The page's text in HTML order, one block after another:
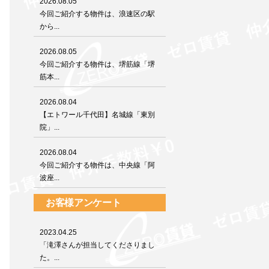
今回ご紹介する物件は、浪速区の駅
から...
2026.08.05
今回ご紹介する物件は、堺筋線「堺
筋本...
2026.08.04
【エトワール千代田】名城線「東別
院」...
2026.08.04
今回ご紹介する物件は、中央線「阿
波座...
お客様アンケート
2023.04.25
「滝澤さんが担当してくださりまし
た。...